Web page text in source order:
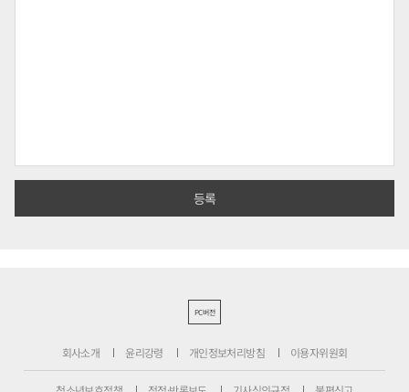
PC버전
회사소개 윤리강령 개인정보처리방침 이용자위원회